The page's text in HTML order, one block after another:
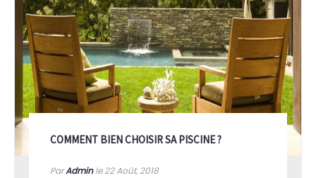
COMMENT BIEN CHOISIR SA PISCINE ?
ParAdminle 22Août, 2018